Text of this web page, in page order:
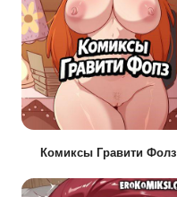
Комиксы Гравити Фолз